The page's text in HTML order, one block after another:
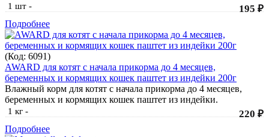
1 шт - 195 ₽
Подробнее
(Код: 6091)
AWARD для котят с начала прикорма до 4 месяцев,
беременных и кормящих кошек паштет из индейки 200г
Влажный корм для котят с начала прикорма до 4 месяцев,
беременных и кормящих кошек паштет из индейки.
1 кг - 220 ₽
Подробнее